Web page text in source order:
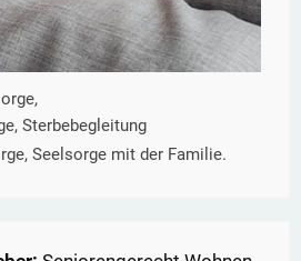
Sterbebegleitung
Seelsorge mit der Familie.